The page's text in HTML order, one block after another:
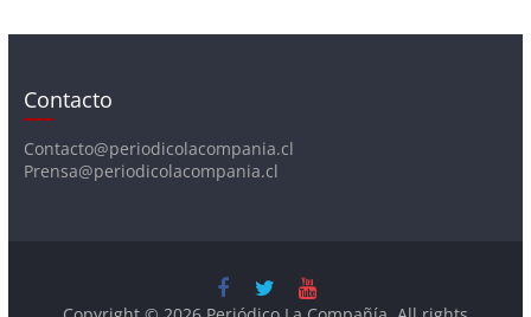
Contacto
Contacto@periodicolacompania.cl
Prensa@periodicolacompania.cl